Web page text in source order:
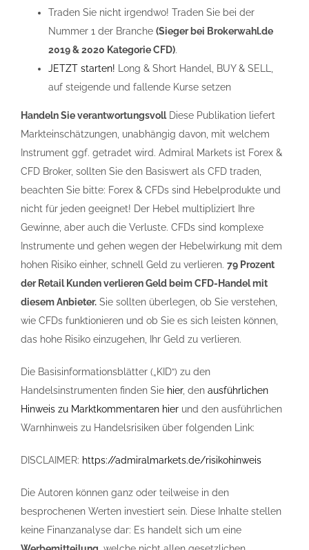
Traden Sie nicht irgendwo! Traden Sie bei der
Nummer 1 der Branche (Sieger bei Brokerwahl.de
2019 & 2020 Kategorie CFD).
JETZT starten! Long & Short Handel, BUY & SELL,
auf steigende und fallende Kurse setzen
Handeln Sie verantwortungsvollDiese Publikation liefert
Markteinschätzungen, unabhängig davon, mit welchem
Instrument ggf. getradet wird. Admiral Markets ist Forex &
CFD Broker, sollten Sie den Basiswert als CFD traden,
beachten Sie bitte: Forex & CFDs sind Hebelprodukte und
nicht für jeden geeignet! Der Hebel multipliziert Ihre
Gewinne, aber auch die Verluste. CFDs sind komplexe
Instrumente und gehen wegen der Hebelwirkung mit dem
hohen Risiko einher, schnell Geld zu verlieren. 79 Prozent
der Retail Kunden verlieren Geld beim CFD-Handel mit
diesem Anbieter. Sie sollten überlegen, ob Sie verstehen,
wie CFDs funktionieren und ob Sie es sich leisten können,
das hohe Risiko einzugehen, Ihr Geld zu verlieren.
Die Basisinformationsblätter („KID“) zu den
Handelsinstrumenten finden Sie hier, den ausführlichen
Hinweis zu Marktkommentaren hier und den ausführlichen
Warnhinweis zu Handelsrisiken über folgenden Link:
DISCLAIMER: https://admiralmarkets.de/risikohinweis
Die Autoren können ganz oder teilweise in den
besprochenen Werten investiert sein. Diese Inhalte stellen
keine Finanzanalyse dar: Es handelt sich um eine